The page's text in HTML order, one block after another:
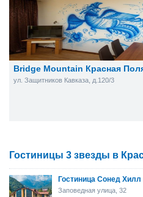
Bridge Mountain Красная
ул. Защитников Кавказа, д.120/3
Гостиницы 3 звезды в
Гостиница Сонед Хилл
Заповедная улица, 32